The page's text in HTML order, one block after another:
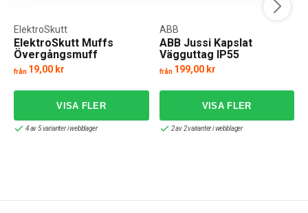
ElektroSkutt Muffs
Övergångsmuff
ElektroSkutt
från 19,00 kr
4 av 5 varianter i webblager
ABB Jussi Kapslat
Vägguttag IP55
ABB
från 199,00 kr
2 av 2 varianter i webblager